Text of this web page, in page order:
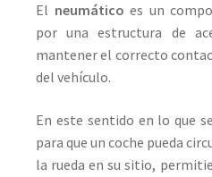
El neumático es un
por una estructura de
mantener el correcto
del vehículo.
En este sentido en lo que
para que un coche pueda
la rueda en su sitio,